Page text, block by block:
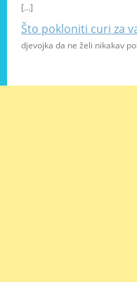
[…]
Što pokloniti curi za
djevojka da ne želi nikakav